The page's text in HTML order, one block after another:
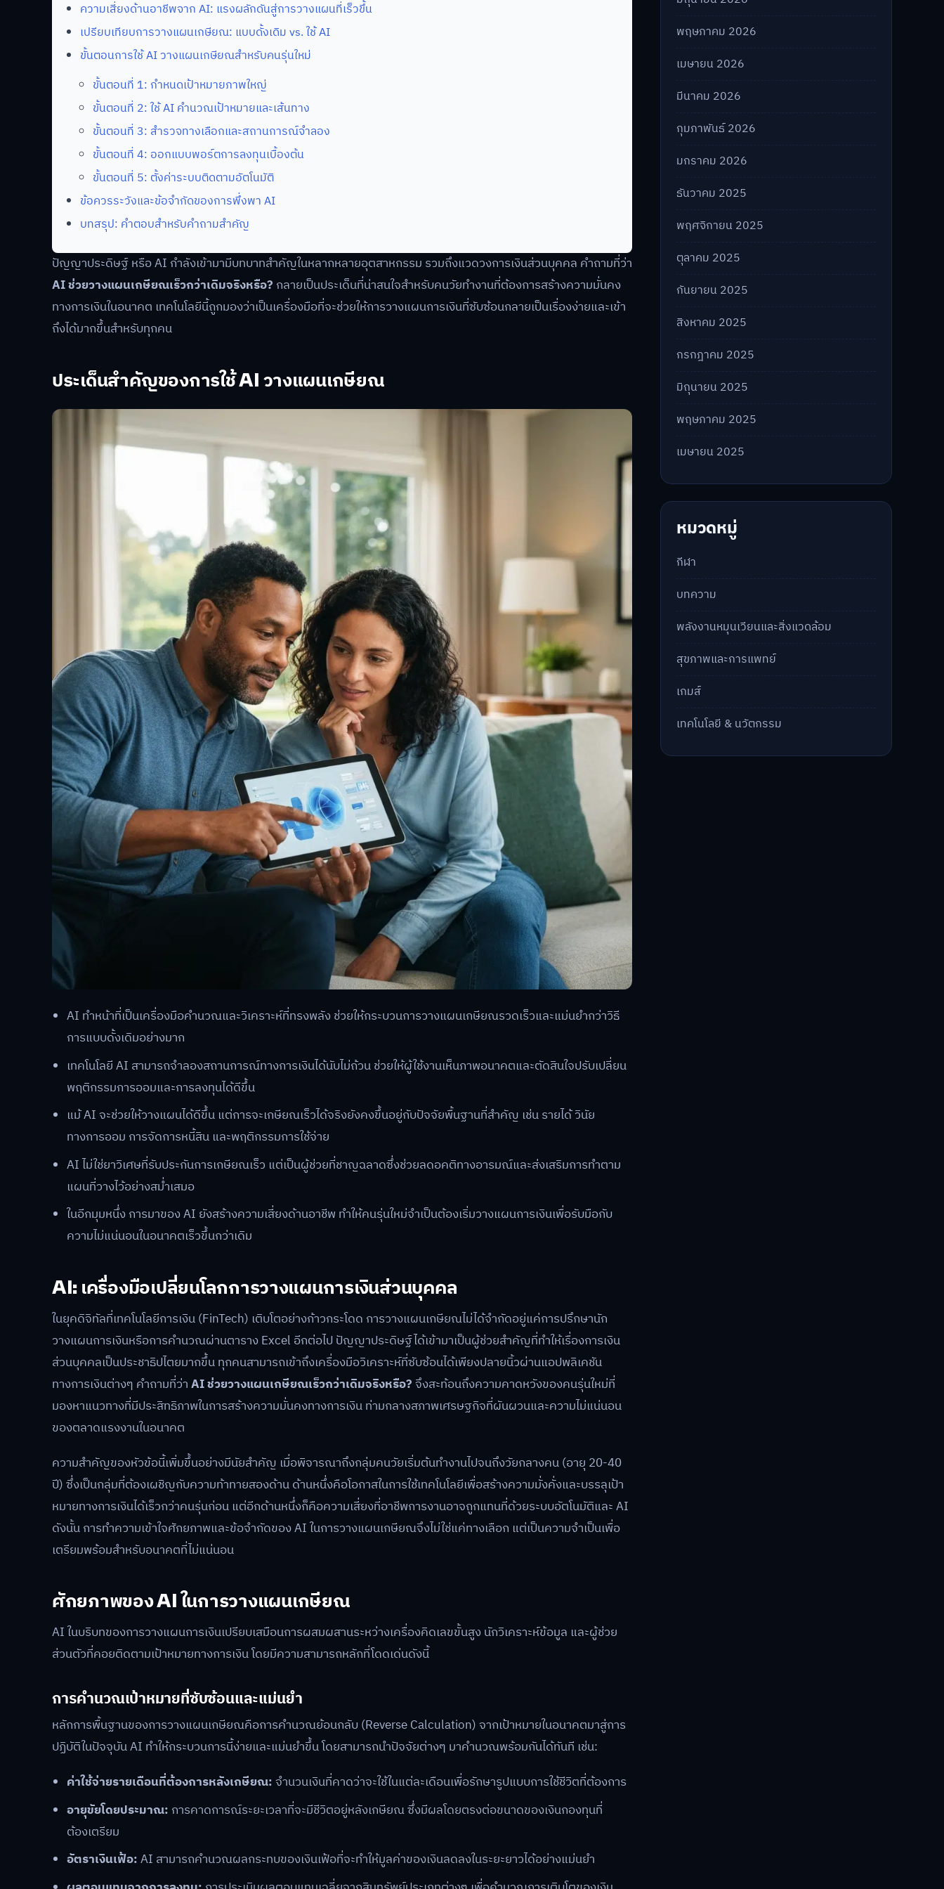
ความเสี่ยงด้านอาชีพจาก AI: แรงผลักดันสู่การวางแผนที่เร็วขึ้น
เปรียบเทียบการวางแผนเกษียณ: แบบดั้งเดิม vs. ใช้ AI
ขั้นตอนการใช้ AI วางแผนเกษียณสำหรับคนรุ่นใหม่
ขั้นตอนที่ 1: กำหนดเป้าหมายภาพใหญ่
ขั้นตอนที่ 2: ใช้ AI คำนวณเป้าหมายและเส้นทาง
ขั้นตอนที่ 3: สำรวจทางเลือกและสถานการณ์จำลอง
ขั้นตอนที่ 4: ออกแบบพอร์ตการลงทุนเบื้องต้น
ขั้นตอนที่ 5: ตั้งค่าระบบติดตามอัตโนมัติ
ข้อควรระวังและข้อจำกัดของการพึ่งพา AI
บทสรุป: คำตอบสำหรับคำถามสำคัญ
ปัญญาประดิษฐ์ หรือ AI กำลังเข้ามามีบทบาทสำคัญในหลากหลายอุตสาหกรรม รวมถึงแวดวงการเงินส่วนบุคคล คำถามที่ว่า
AI ช่วยวางแผนเกษียณเร็วกว่าเดิมจริงหรือ? กลายเป็นประเด็นที่น่าสนใจสำหรับคนวัยทำงานที่ต้องการสร้างความมั่นคง
ทางการเงินในอนาคต เทคโนโลยีนี้ถูกมองว่าเป็นเครื่องมือที่จะช่วยให้การวางแผนการเงินที่ซับซ้อนกลายเป็นเรื่องง่ายและเข้า
ถึงได้มากขึ้นสำหรับทุกคน
ประเด็นสำคัญของการใช้ AI วางแผนเกษียณ
AI ทำหน้าที่เป็นเครื่องมือคำนวณและวิเคราะห์ที่ทรงพลัง ช่วยให้กระบวนการวางแผนเกษียณรวดเร็วและแม่นยำกว่าวิธี
การแบบดั้งเดิมอย่างมาก
เทคโนโลยี AI สามารถจำลองสถานการณ์ทางการเงินได้นับไม่ถ้วน ช่วยให้ผู้ใช้งานเห็นภาพอนาคตและตัดสินใจปรับเปลี่ยน
พฤติกรรมการออมและการลงทุนได้ดีขึ้น
แม้ AI จะช่วยให้วางแผนได้ดีขึ้น แต่การจะเกษียณเร็วได้จริงยังคงขึ้นอยู่กับปัจจัยพื้นฐานที่สำคัญ เช่น รายได้ วินัย
ทางการออม การจัดการหนี้สิน และพฤติกรรมการใช้จ่าย
AI ไม่ใช่ยาวิเศษที่รับประกันการเกษียณเร็ว แต่เป็นผู้ช่วยที่ชาญฉลาดซึ่งช่วยลดอคติทางอารมณ์และส่งเสริมการทำตาม
แผนที่วางไว้อย่างสม่ำเสมอ
ในอีกมุมหนึ่ง การมาของ AI ยังสร้างความเสี่ยงด้านอาชีพ ทำให้คนรุ่นใหม่จำเป็นต้องเริ่มวางแผนการเงินเพื่อรับมือกับ
ความไม่แน่นอนในอนาคตเร็วขึ้นกว่าเดิม
AI: เครื่องมือเปลี่ยนโลกการวางแผนการเงินส่วนบุคคล
ในยุคดิจิทัลที่เทคโนโลยีการเงิน (FinTech) เติบโตอย่างก้าวกระโดด การวางแผนเกษียณไม่ได้จำกัดอยู่แค่การปรึกษานัก
วางแผนการเงินหรือการคำนวณผ่านตาราง Excel อีกต่อไป ปัญญาประดิษฐ์ได้เข้ามาเป็นผู้ช่วยสำคัญที่ทำให้เรื่องการเงิน
ส่วนบุคคลเป็นประชาธิปไตยมากขึ้น ทุกคนสามารถเข้าถึงเครื่องมือวิเคราะห์ที่ซับซ้อนได้เพียงปลายนิ้วผ่านแอปพลิเคชัน
ทางการเงินต่างๆ คำถามที่ว่าAI ช่วยวางแผนเกษียณเร็วกว่าเดิมจริงหรือ?จึงสะท้อนถึงความคาดหวังของคนรุ่นใหม่ที่
มองหาแนวทางที่มีประสิทธิภาพในการสร้างความมั่นคงทางการเงิน ท่ามกลางสภาพเศรษฐกิจที่ผันผวนและความไม่แน่นอน
ของตลาดแรงงานในอนาคต
ความสำคัญของหัวข้อนี้เพิ่มขึ้นอย่างมีนัยสำคัญ เมื่อพิจารณาถึงกลุ่มคนวัยเริ่มต้นทำงานไปจนถึงวัยกลางคน (อายุ 20-40
ปี) ซึ่งเป็นกลุ่มที่ต้องเผชิญกับความท้าทายสองด้าน ด้านหนึ่งคือโอกาสในการใช้เทคโนโลยีเพื่อสร้างความมั่งคั่งและบรรลุเป้า
หมายทางการเงินได้เร็วกว่าคนรุ่นก่อน แต่อีกด้านหนึ่งก็คือความเสี่ยงที่อาชีพการงานอาจถูกแทนที่ด้วยระบบอัตโนมัติและ AI
ดังนั้น การทำความเข้าใจศักยภาพและข้อจำกัดของ AI ในการวางแผนเกษียณจึงไม่ใช่แค่ทางเลือก แต่เป็นความจำเป็นเพื่อ
เตรียมพร้อมสำหรับอนาคตที่ไม่แน่นอน
ศักยภาพของ AI ในการวางแผนเกษียณ
AI ในบริบทของการวางแผนการเงินเปรียบเสมือนการผสมผสานระหว่างเครื่องคิดเลขขั้นสูง นักวิเคราะห์ข้อมูล และผู้ช่วย
ส่วนตัวที่คอยติดตามเป้าหมายทางการเงิน โดยมีความสามารถหลักที่โดดเด่นดังนี้
การคำนวณเป้าหมายที่ซับซ้อนและแม่นยำ
หลักการพื้นฐานของการวางแผนเกษียณคือการคำนวณย้อนกลับ (Reverse Calculation) จากเป้าหมายในอนาคตมาสู่การ
ปฏิบัติในปัจจุบัน AI ทำให้กระบวนการนี้ง่ายและแม่นยำขึ้น โดยสามารถนำปัจจัยต่างๆ มาคำนวณพร้อมกันได้ทันที เช่น:
ค่าใช้จ่ายรายเดือนที่ต้องการหลังเกษียณ:จำนวนเงินที่คาดว่าจะใช้ในแต่ละเดือนเพื่อรักษารูปแบบการใช้ชีวิตที่ต้องการ
อายุขัยโดยประมาณ: การคาดการณ์ระยะเวลาที่จะมีชีวิตอยู่หลังเกษียณ ซึ่งมีผลโดยตรงต่อขนาดของเงินกองทุนที่
ต้องเตรียม
อัตราเงินเฟ้อ:AI สามารถคำนวณผลกระทบของเงินเฟ้อที่จะทำให้มูลค่าของเงินลดลงในระยะยาวได้อย่างแม่นยำ
พฤษภาคม 2026
เมษายน 2026
มีนาคม 2026
กุมภาพันธ์ 2026
มกราคม 2026
ธันวาคม 2025
พฤศจิกายน 2025
ตุลาคม 2025
กันยายน 2025
สิงหาคม 2025
กรกฎาคม 2025
มิถุนายน 2025
พฤษภาคม 2025
เมษายน 2025
หมวดหมู่
กีฬา
บทความ
พลังงานหมุนเวียนและสิ่งแวดล้อม
สุขภาพและการแพทย์
เกมส์
เทคโนโลยี & นวัตกรรม